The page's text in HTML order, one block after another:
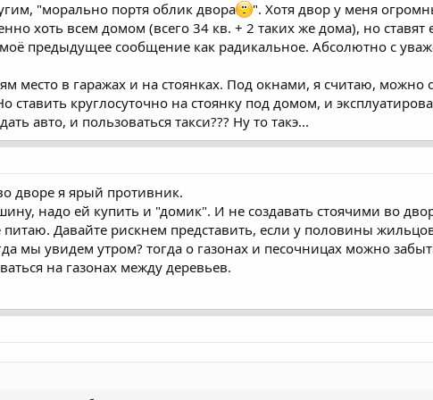
на стоянке - берется только по праздникам/ - я не могу ставить под
что ж я самый лысый получаюсь?!
своего превосходства, ибо с самим такой проблемы не будет (моя
и другие ходят!
и другие ходят!
на стоянку/арендую гараж, поэтому пусть и другие так делают!
"морально портя облик двора ". Хотя двор у меня
хоть всем домом (всего 34 кв. + 2 таких же дома), но
предыдущее сообщение как радикальное. Абсолютно с
место в гаражах и на стоянках. Под окнами, я считаю, можно
ставить круглосуточно на стоянку под домом, и
авто, и пользоваться такси??? Ну то такэ...
дворе я ярый противник.
надо ей купить и "домик". И не создавать стоячими во
Давайте рискнем представить, если у половины
мы увидем утром? тогда о газонах и песочницах можно
на газонах между деревьев.